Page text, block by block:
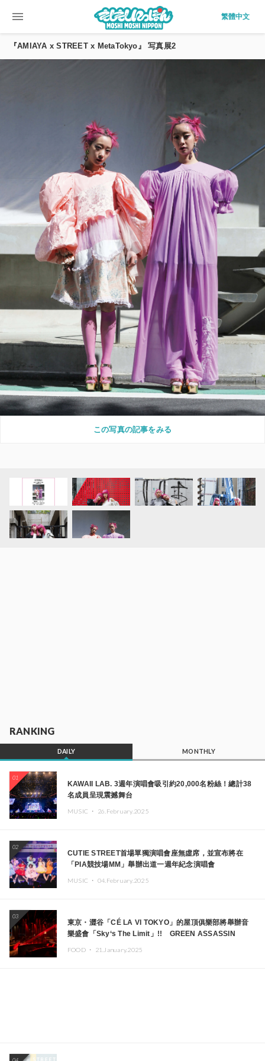
menu 繁體中文
『AMIAYA x STREET x MetaTokyo』 写真展2
この写真の記事をみる
RANKING
DAILY MONTHLY
01
KAWAII LAB. 3週年演唱會吸引約20,000名粉絲！總計38
名成員呈現震撼舞台
MUSIC ・ 26.February.2025
02
CUTIE STREET首場單獨演唱會座無虛席，並宣布將在
「PIA競技場MM」舉辦出道一週年紀念演唱會
MUSIC ・ 04.February.2025
03
東京・澀谷「CÉ LA VI TOKYO」的屋頂俱樂部將舉辦音
樂盛會「Sky‘s The Limit」!! GREEN ASSASSIN
本頂尖DJ及創作者齊聚一堂
FOOD ・ 21.January.2025